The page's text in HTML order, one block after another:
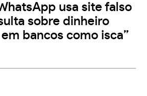
usa site falso
sobre dinheiro
bancos como isca”